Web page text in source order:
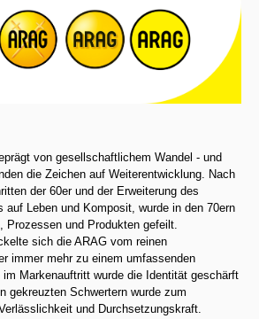
von gesellschaftlichem Wandel - und
die Zeichen auf Weiterentwicklung. Nach
der 60er und der Erweiterung des
auf Leben und Komposit, wurde in den 70ern
Prozessen und Produkten gefeilt.
sich die ARAG vom reinen
immer mehr zu einem umfassenden
im Markenauftritt wurde die Identität geschärft
gekreuzten Schwertern wurde zum
und Durchsetzungskraft.